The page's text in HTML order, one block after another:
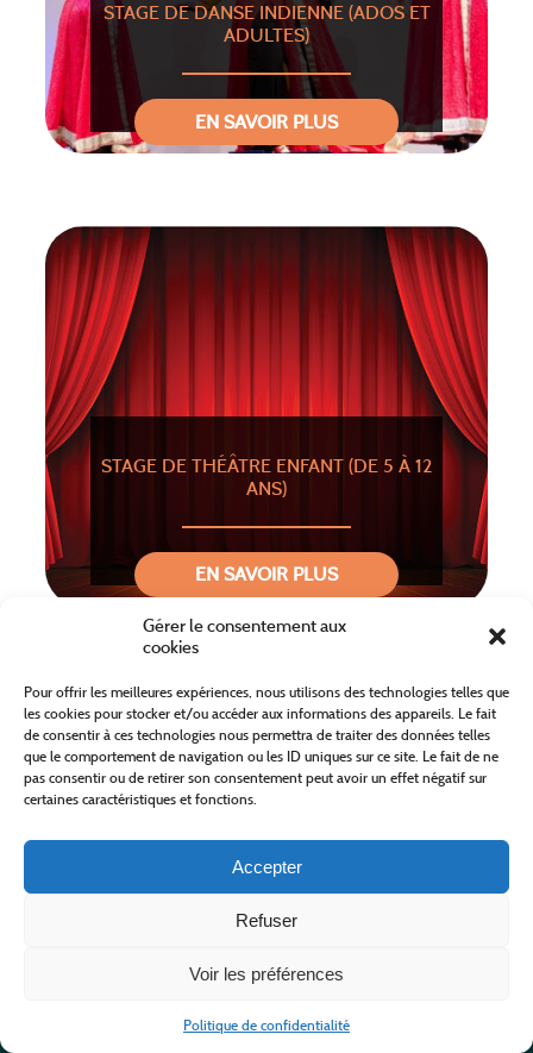
Gérer le consentement aux
cookies
Pour offrir les meilleures expériences, nous utilisons des technologies telles que
les cookies pour stocker et/ou accéder aux informations des appareils. Le fait
de consentir à ces technologies nous permettra de traiter des données telles
que le comportement de navigation ou les ID uniques sur ce site. Le fait de ne
pas consentir ou de retirer son consentement peut avoir un effet négatif sur
certaines caractéristiques et fonctions.
Accepter
Refuser
Voir les préférences
Politique de confidentialité
STAGE DE DANSE INDIENNE (ADOS ET
ADULTES)
EN SAVOIR PLUS
STAGE DE THÉÂTRE ENFANT (DE 5 À 12
ANS)
EN SAVOIR PLUS
VEILLÉE AUX ÉTOILES
EN SAVOIR PLUS